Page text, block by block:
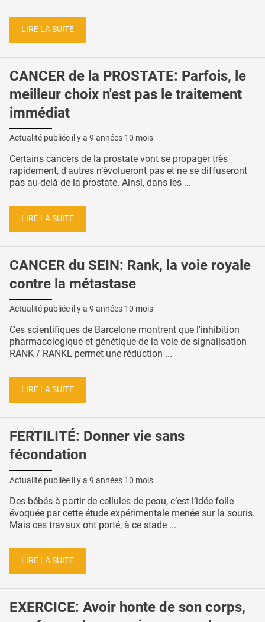
LIRE LA SUITE
CANCER de la PROSTATE: Parfois, le
meilleur choix n'est pas le traitement
immédiat
Actualité publiée il y a 9 années 10 mois
Certains cancers de la prostate vont se propager très
rapidement, d'autres n’évolueront pas et ne se diffuseront
pas au-delà de la prostate. Ainsi, dans les ...
LIRE LA SUITE
CANCER du SEIN: Rank, la voie royale
contre la métastase
Actualité publiée il y a 9 années 10 mois
Ces scientifiques de Barcelone montrent que l'inhibition
pharmacologique et génétique de la voie de signalisation
RANK / RANKL permet une réduction ...
LIRE LA SUITE
FERTILITÉ: Donner vie sans
fécondation
Actualité publiée il y a 9 années 10 mois
Des bébés à partir de cellules de peau, c’est l’idée folle
évoquée par cette étude expérimentale menée sur la souris.
Mais ces travaux ont porté, à ce stade ...
LIRE LA SUITE
EXERCICE: Avoir honte de son corps,